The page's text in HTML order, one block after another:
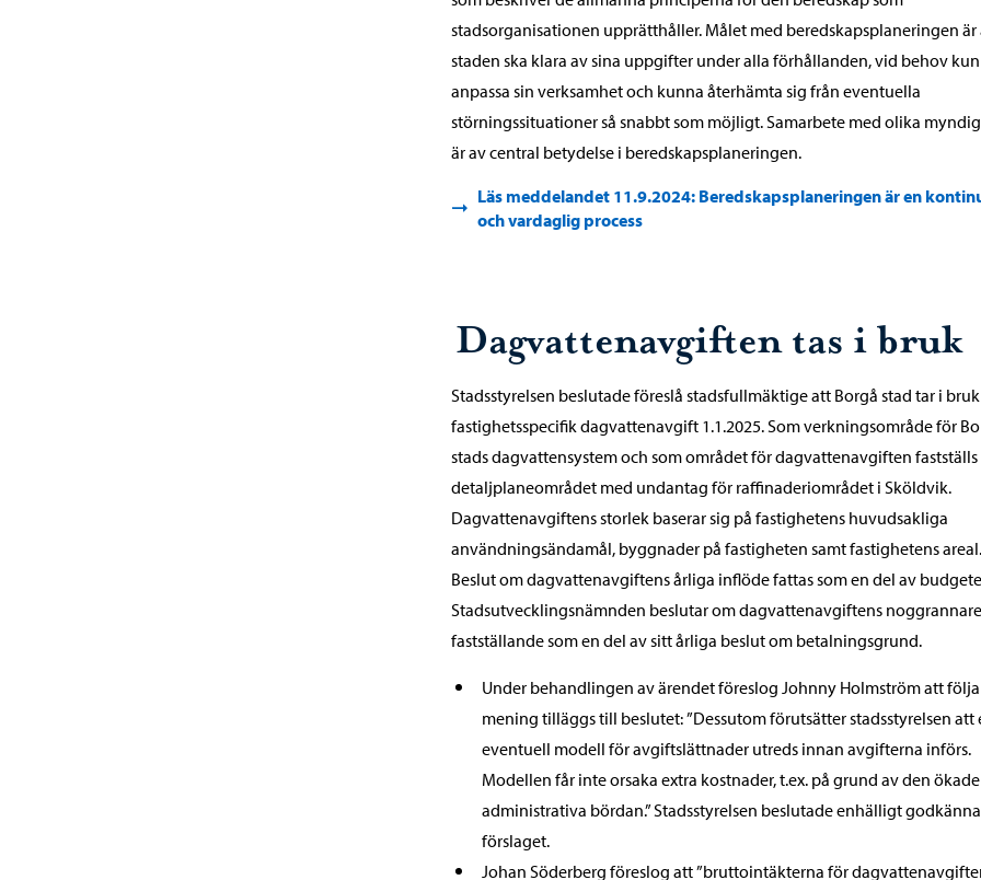
stadsorganisationen upprätthåller. Målet med beredskapsplaneringen är
staden ska klara av sina uppgifter under alla förhållanden, vid behov
anpassa sin verksamhet och kunna återhämta sig från eventuella
störningssituationer så snabbt som möjligt. Samarbete med olika
är av central betydelse i beredskapsplaneringen.
Läs meddelandet 11.9.2024: Beredskapsplaneringen är en
och vardaglig process
Dagvattenavgiften tas i bruk
Stadsstyrelsen beslutade föreslå stadsfullmäktige att Borgå stad tar i
fastighetsspecifik dagvattenavgift 1.1.2025. Som verkningsområde för
stads dagvattensystem och som området för dagvattenavgiften fastställs
detaljplaneområdet med undantag för raffinaderiområdet i Sköldvik.
Dagvattenavgiftens storlek baserar sig på fastighetens huvudsakliga
användningsändamål, byggnader på fastigheten samt fastighetens areal.
Beslut om dagvattenavgiftens årliga inflöde fattas som en del av
Stadsutvecklingsnämnden beslutar om dagvattenavgiftens noggrannare
fastställande som en del av sitt årliga beslut om betalningsgrund.
Under behandlingen av ärendet föreslog Johnny Holmström att
mening tilläggs till beslutet: ”Dessutom förutsätter stadsstyrelsen att
eventuell modell för avgiftslättnader utreds innan avgifterna införs.
Modellen får inte orsaka extra kostnader, t.ex. på grund av den ökade
administrativa bördan.” Stadsstyrelsen beslutade enhälligt godkänna
förslaget.
Johan Söderberg föreslog att ”bruttointäkterna för